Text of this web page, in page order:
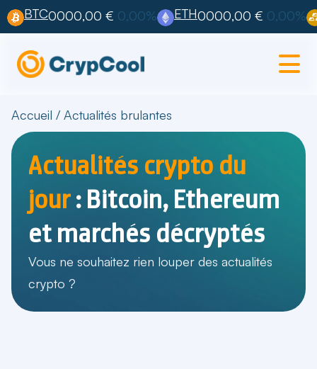
BTC0000,00 € 0,00% ETH0000,00 € 0,00%
Accueil / Actualités brulantes
Actualités crypto du
jour: Bitcoin, Ethereum
et marchés décryptés
Vous ne souhaitez rien louper des actualités
crypto ?